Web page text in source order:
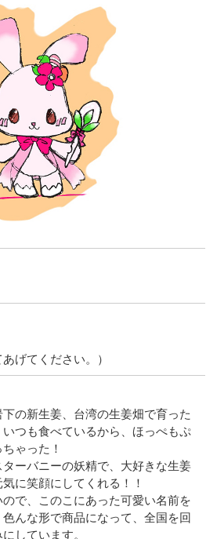
げてください。）
の新生姜、台湾の生姜畑で育った
つも食べているから、ほっぺもぷ
ゃった！
ーバニーの妖精で、大好きな生姜
に笑顔にしてくれる！！
で、このこにあった可愛い名前を
んな形で商品になって、全国を回
しています。